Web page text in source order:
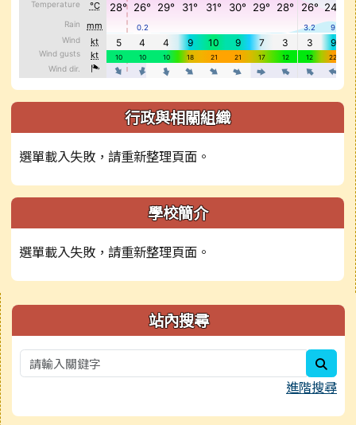
行政與相關組織
選單載入失敗，請重新整理頁面。
學校簡介
選單載入失敗，請重新整理頁面。
右邊區域內容 站內搜尋
進階搜尋